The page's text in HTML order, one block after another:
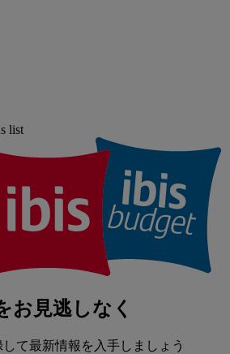
list
お見逃しなく
て最新情報を入手しましょう